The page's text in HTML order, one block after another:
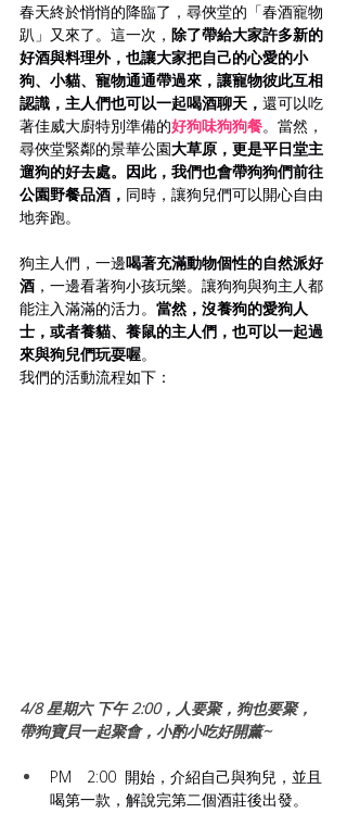
春天終於悄悄的降臨了，尋俠堂的「春酒寵物
趴」又來了。這一次， 除了帶給大家許多新的
好酒與料理外，也讓大家把自己的心愛的小
狗、小貓、寵物通通帶過來，讓寵物彼此互相
認識，主人們也可以一起喝酒聊天， 還可以吃
著佳威大廚特別準備的好狗味狗狗餐。當然，
尋俠堂緊鄰的景華公園大草原，更是平日堂主
遛狗的好去處。因此，我們也會帶狗狗們前往
公園野餐品酒， 同時，讓狗兒們可以開心自由
地奔跑。
狗主人們，一邊喝著充滿動物個性的自然派好
酒 ，一邊看著狗小孩玩樂。讓狗狗與狗主人都
能注入滿滿的活力。 當然，沒養狗的愛狗人
士，或者養貓、養鼠的主人們，也可以一起過
來與狗兒們玩耍喔。
我們的活動流程如下：
4/8 星期六 下午 2:00，人要聚，狗也要聚，
帶狗寶貝一起聚會，小酌小吃好開薰~
PM　2:00  開始，介紹自己與狗兒，並且
喝第一款，解說完第二個酒莊後出發。